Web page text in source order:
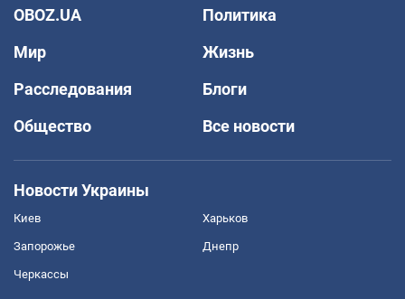
OBOZ.UA
Политика
Мир
Жизнь
Расследования
Блоги
Общество
Все новости
Новости Украины
Киев Харьков
Запорожье Днепр
Черкассы